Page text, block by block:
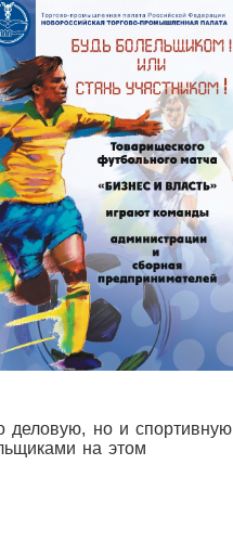
но и спортивную
на этом